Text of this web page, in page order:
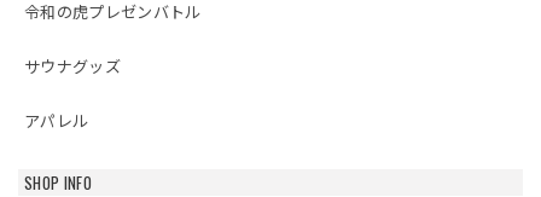
令和の虎プレゼンバトル
サウナグッズ
アパレル
SHOP INFO